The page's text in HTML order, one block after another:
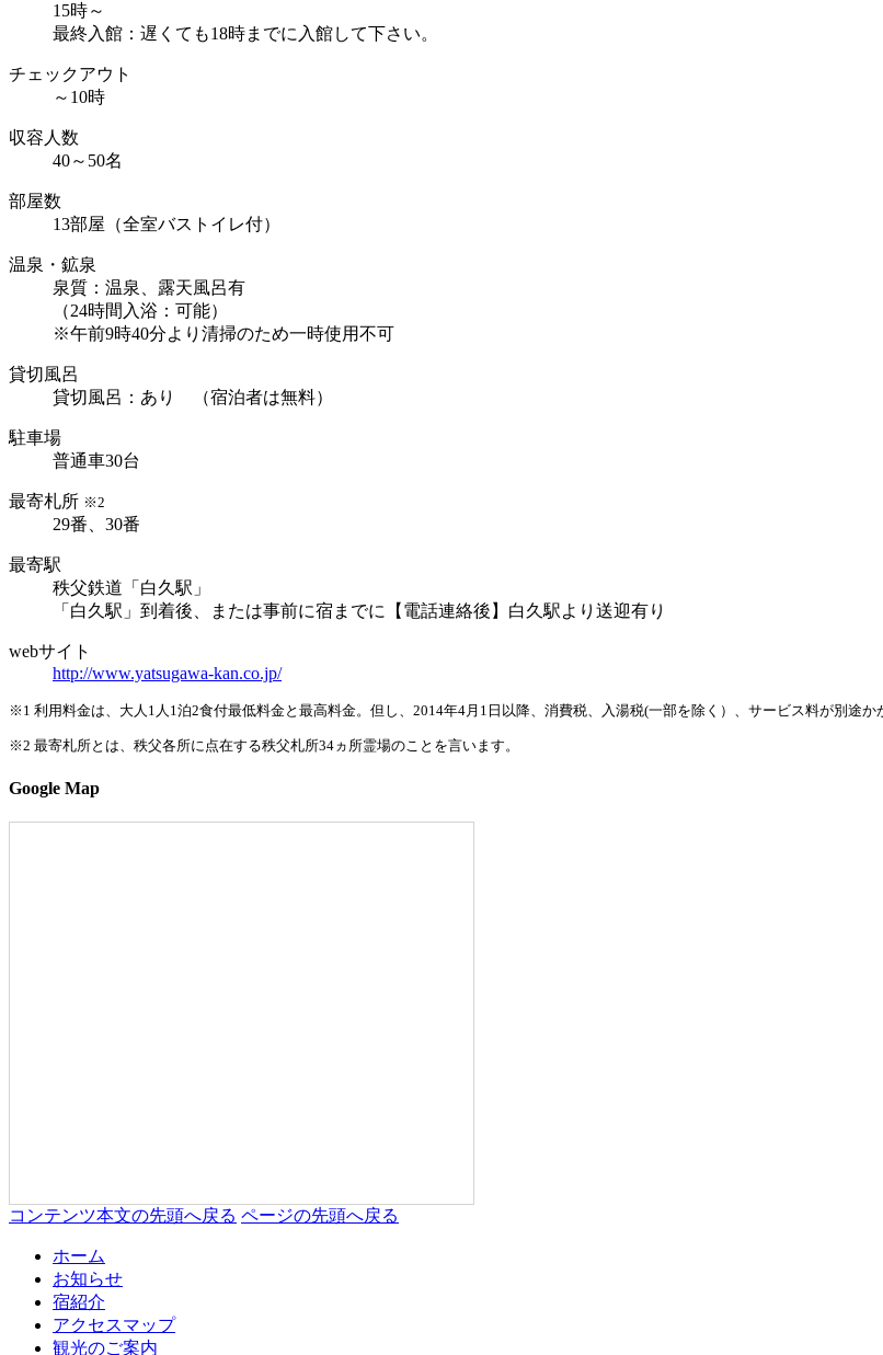
15時～
最終入館：遅くても18時までに入館して下さい。
チェックアウト
～10時
収容人数
40～50名
部屋数
13部屋（全室バストイレ付）
温泉・鉱泉
泉質：温泉、露天風呂有
（24時間入浴：可能）
※午前9時40分より清掃のため一時使用不可
貸切風呂
貸切風呂：あり （宿泊者は無料）
駐車場
普通車30台
最寄札所 ※2
29番、30番
最寄駅
秩父鉄道「白久駅」
「白久駅」到着後、または事前に宿までに【電話連絡後】白久駅より送迎有り
webサイト
http://www.yatsugawa-kan.co.jp/
※1 利用料金は、大人1人1泊2食付最低料金と最高料金。但し、2014年4月1日以降、消費税、入湯税(一部を除く）、サービス料が別途か
※2 最寄札所とは、秩父各所に点在する秩父札所34ヵ所霊場のことを言います。
Google Map
コンテンツ本文の先頭へ戻る ページの先頭へ戻る
ホーム
お知らせ
宿紹介
アクセスマップ
観光のご案内